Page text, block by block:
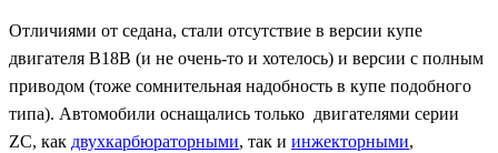
Отличиями от седана, стали отсутствие в версии купе
двигателя B18B (и не очень-то и хотелось) и версии с полным
приводом (тоже сомнительная надобность в купе подобного
типа). Автомобили оснащались только двигателями серии
ZC, как двухкарбюраторными, так и инжекторными,